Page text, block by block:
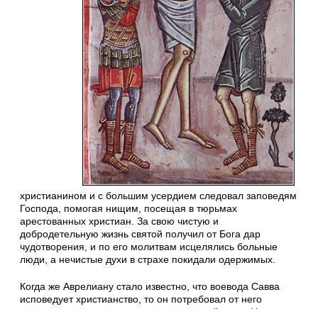
христианином и с большим усердием следовал заповедям
Господа, помогая нищим, посещая в тюрьмах
арестованных христиан. За свою чистую и
добродетельную жизнь святой получил от Бога дар
чудотворения, и по его молитвам исцелялись больные
люди, а нечистые духи в страхе покидали одержимых.
Когда же Аврелиану стало известно, что воевода Савва
исповедует христианство, то он потребовал от него